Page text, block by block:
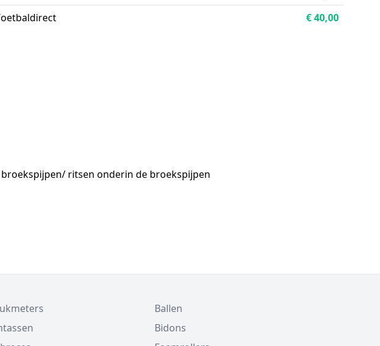
€ 40,00
ritsen onderin de broekspijpen
Ballen
Bidons